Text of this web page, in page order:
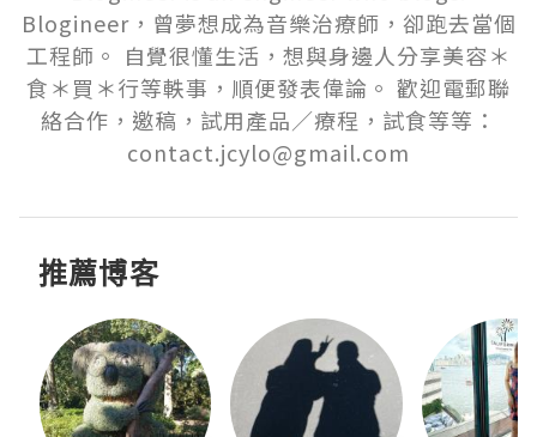
Blogineer，曾夢想成為音樂治療師，卻跑去當個
工程師。 自覺很懂生活，想與身邊人分享美容＊
食＊買＊行等軼事，順便發表偉論。 歡迎電郵聯
絡合作，邀稿，試用產品／療程，試食等等：
contact.jcylo@gmail.com
推薦博客